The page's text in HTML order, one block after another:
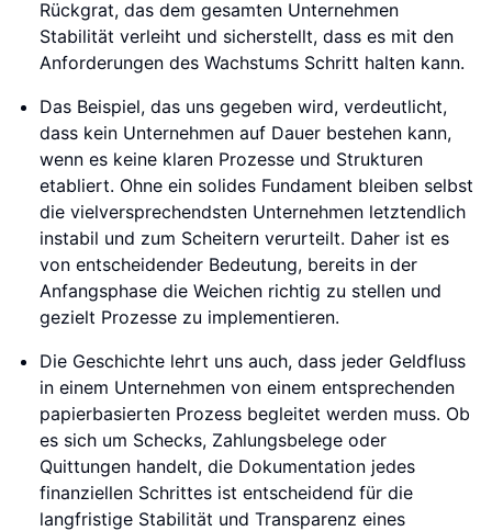
Rückgrat, das dem gesamten Unternehmen
Stabilität verleiht und sicherstellt, dass es mit den
Anforderungen des Wachstums Schritt halten kann.
Das Beispiel, das uns gegeben wird, verdeutlicht,
dass kein Unternehmen auf Dauer bestehen kann,
wenn es keine klaren Prozesse und Strukturen
etabliert. Ohne ein solides Fundament bleiben selbst
die vielversprechendsten Unternehmen letztendlich
instabil und zum Scheitern verurteilt. Daher ist es
von entscheidender Bedeutung, bereits in der
Anfangsphase die Weichen richtig zu stellen und
gezielt Prozesse zu implementieren.
Die Geschichte lehrt uns auch, dass jeder Geldfluss
in einem Unternehmen von einem entsprechenden
papierbasierten Prozess begleitet werden muss. Ob
es sich um Schecks, Zahlungsbelege oder
Quittungen handelt, die Dokumentation jedes
finanziellen Schrittes ist entscheidend für die
langfristige Stabilität und Transparenz eines